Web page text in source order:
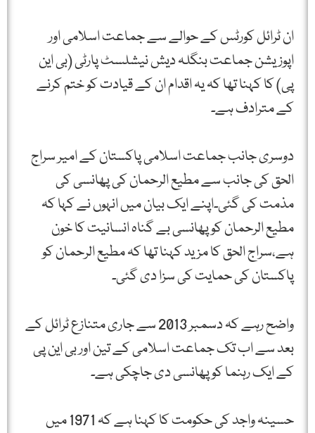
ان ٹرائل کورٹس کے حوالے سے جماعت اسلامی اور
اپوزیشن جماعت بنگلہ دیش نیشلسٹ پارٹی (بی این
پی) کا کہنا تھا کہ یہ اقدام ان کے قیادت کو ختم کرنے
کے مترادف ہے۔
دوسری جانب جماعت اسلامی پاکستان کے امیر سراج
الحق کی جانب سے مطیع الرحمان کی پھانسی کی
مذمت کی گئی۔اپنے ایک بیان میں انہوں نے کہا کہ
مطیع الرحمان کو پھانسی بے گناہ انسانیت کا خون
ہے،سراج الحق کا مزید کہنا تھا کہ مطیع الرحمان کو
پاکستان کی حمایت کی سزا دی گئی۔
واضح رہے کہ دسمبر 2013 سے جاری متنازع ٹرائل کے
بعد سے اب تک جماعت اسلامی کے تین اور بی این پی
کے ایک رہنما کو پھانسی دی جاچکی ہے۔
حسینہ واجد کی حکومت کا کہنا ہے کہ 1971 میں